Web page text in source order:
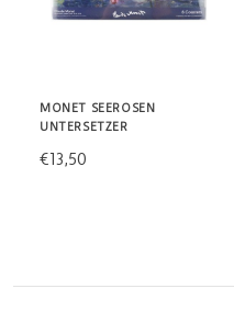
MONET SEEROSEN
UNTERSETZER
€13,50